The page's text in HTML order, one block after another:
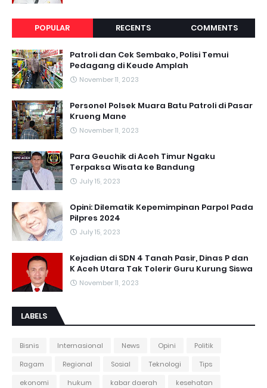
POPULAR RECENTS COMMENTS
Patroli dan Cek Sembako, Polisi Temui
Pedagang di Keude Amplah
November 11, 2023
Personel Polsek Muara Batu Patroli di Pasar
Krueng Mane
November 11, 2023
Para Geuchik di Aceh Timur Ngaku
Terpaksa Wisata ke Bandung
July 15, 2023
Opini: Dilematik Kepemimpinan Parpol Pada
Pilpres 2024
July 15, 2023
Kejadian di SDN 4 Tanah Pasir, Dinas P dan
K Aceh Utara Tak Tolerir Guru Kurung Siswa
November 11, 2023
LABELS
Bisnis Internasional News Opini
Politik
Ragam
Regional Sosial Teknologi
Tips
ekonomi
hukum kabar daerah
kesehatan